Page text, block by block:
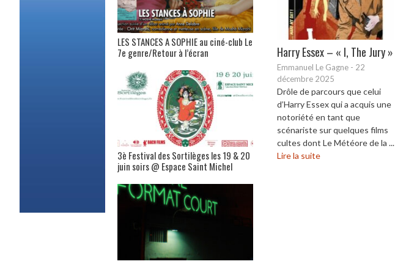
Harry Essex – « I, The Jury »
Emmanuel Le Gagne - 22
décembre 2025
Drôle de parcours que celui
d’Harry Essex qui a acquis une
notoriété en tant que
scénariste sur quelques films
cultes dont Le Météore de la ...
Lire la suite
LES STANCES A SOPHIE au ciné-club Le
7e genre/Retour à l’écran
3è Festival des Sortilèges les 19 & 20
juin soirs @ Espace Saint Michel